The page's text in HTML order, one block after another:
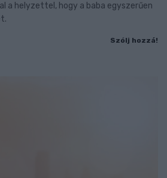
a helyzettel, hogy a baba egyszerűen
Szólj hozzá!